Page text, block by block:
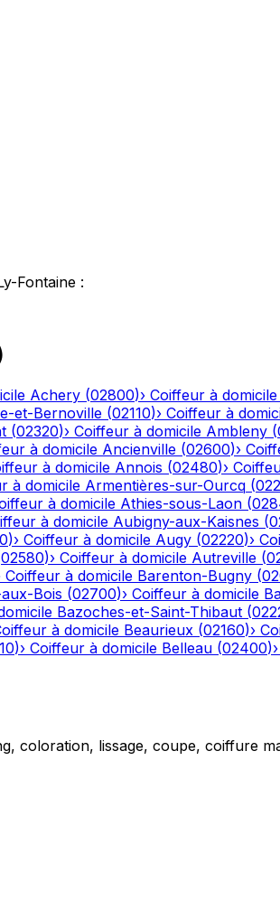
Fontaine :
Achery (02800)› Coiffeur à domicile
et-Bernoville (02110)› Coiffeur à
(02320)› Coiffeur à domicile Ambleny (
à domicile Ancienville (02600)›
à domicile Annois (02480)›
à domicile Armentières-sur-Ourcq (
à domicile Athies-sous-Laon (
à domicile Aubigny-aux-Kaisnes (
)› Coiffeur à domicile Augy (02220)›
02580)› Coiffeur à domicile Autreville (
Coiffeur à domicile Barenton-Bugny (
Bois (02700)› Coiffeur à domicile
Bazoches-et-Saint-Thibaut (
à domicile Beaurieux (02160)›
)› Coiffeur à domicile Belleau (02400)›
coloration, lissage, coupe, coiffure